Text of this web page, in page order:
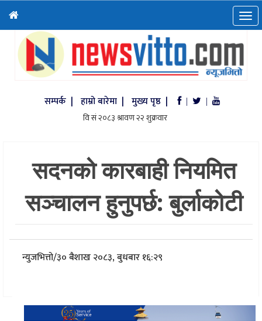
सम्पर्क | हाम्रो बारेमा | मुख्य पृष्ठ | | |
सदनको कारबाही नियमित
सञ्चालन हुनुपर्छ: बुर्लाकोटी
न्युजभित्तो/३० बैशाख २०८३, बुधबार १६:२९